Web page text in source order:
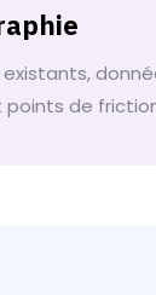
existants,
de